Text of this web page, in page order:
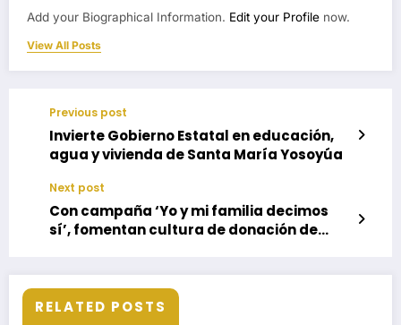
Add your Biographical Information. Edit your Profile now.
View All Posts
Previous post
Invierte Gobierno Estatal en educación,
agua y vivienda de Santa María Yosoyúa
Next post
Con campaña ‘Yo y mi familia decimos
sí’, fomentan cultura de donación de
RELATED POSTS